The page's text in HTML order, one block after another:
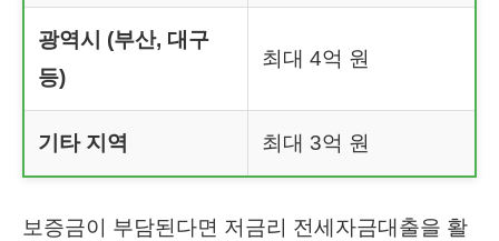
광역시 (부산, 대구
등)
최대 4억 원
기타 지역 최대 3억 원
보증금이 부담된다면 저금리 전세자금대출을 활